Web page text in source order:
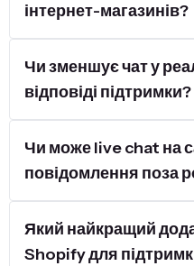
інтернет-магазинів?
Чи зменшує чат у
відповіді підтримки?
Чи може live chat на
повідомлення поза
Який найкращий
Shopify для